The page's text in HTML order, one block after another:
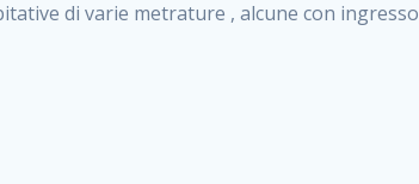
di varie metrature , alcune con ingresso